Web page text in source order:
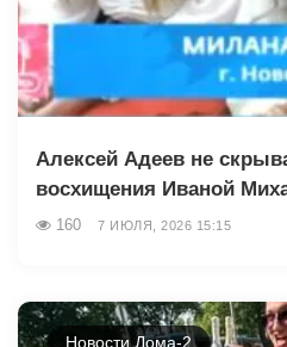
Алексей Адеев не
восхищения Иваной
160 7 ИЮЛЯ, 2026 15:15
Новости Дома-2